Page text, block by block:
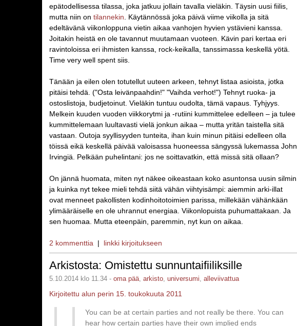
epätodellisessa tilassa, joka jatkuu jollain tavalla vieläkin. Täysin uusi fiilis,
mutta niin on tilannekin . Käytännössä joka päivä viime viikolla ja sitä
edeltävänä viikonloppuna vietin aikaa vanhojen hyvien ystävieni kanssa.
Joitakin heistä en ole tavannut muutamaan vuoteen. Kävin pari kertaa eri
ravintoloissa eri ihmisten kanssa, rock-keikalla, tanssimassa keskellä yötä.
Time very well spent siis.
Tänään ja eilen olen totutellut uuteen arkeen, tehnyt listaa asioista, jotka
pitäisi tehdä. ("Osta leivänpaahdin!" "Vaihda verhot!") Tehnyt ruoka- ja
ostoslistoja, budjetoinut. Vieläkin tuntuu oudolta, tämä vapaus. Tyhjyys.
Melkein kuuden vuoden viikkorytmi ja -rutiini kummittelee edelleen – ja tulee
kummittelemaan luultavasti vielä jonkun aikaa – mutta yritän taistella sitä
vastaan. Outoja syyllisyyden tunteita, ihan kuin minun pitäisi edelleen olla
töissä eikä keskellä päivää valoisassa huoneessa sängyssä lukemassa John
Irvingiä. Pelkään puhelintani: jos ne soittavatkin, että missä sitä ollaan?
On jännä huomata, miten nyt näkee oikeastaan koko asuntonsa uusin silmin
ja kuinka nyt tekee mieli tehdä siitä vähän viihtyisämpi: aiemmin arki-illat
ovat menneet pakollisten kodinhoitotoimien parissa, millekään vähänkään
ylimääräiselle en ole uhrannut energiaa. Viikonlopuista puhumattakaan. Ja
sen huomaa. Mutta eteenpäin, paremmin, nyt kun on aikaa.
2 kommenttia | linkki kirjoitukseen
Arkistosta: Omistettu sunnuntaifiiliksille
5.10.2014 klo 11.34 - oma pää, arkisto, universumi, alleviivattua
Kirjoitettu alun perin 15. toukokuuta 2011
You can be at certain parties and not really be there. You can
hear how certain parties have their own implied ends